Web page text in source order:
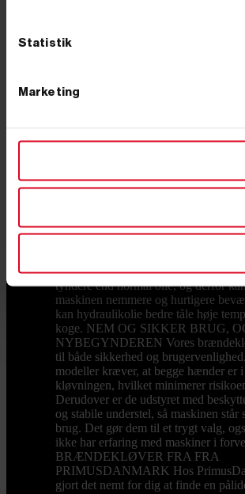
Statistik
Marketing
betjene. Skal du derimod kløve store
model med højere kløvekraft. Få et
bedste brændekløvere til dit behov
kun vandret, hvorimod større
kløve lodret. Motor - Skal den drives
kløvede brænde have? Er du i tvivl
hjælp og vejledning. Ring endelig til
for at få råd til køb, eller kom forbi
HVILKEN OLIE SKAL BRUGES?
hydraulikolie til din brændekløver.
tyndere end normal olie, og derfor
maskinen nemmere og hurtigere
kan hydraulikolie bedre tåle høje
koge. NEM OG SIKKER BRUG,
NYBEGYNDEREN Vores
til både sikkerhed og
modeller kræver, at begge hænder er
kløvningen, hvilket minimerer
Derudover er de udstyret med
og stabile understel, så maskinen står
brug. Det gør dem til et trygt valg,
ikke har erfaring med maskiner i
BRÆNDEKLØVER FRA FRA
PRIMUSDANMARK Hos
gjort det nemt for dig at finde en